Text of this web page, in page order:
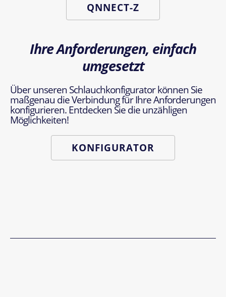
QNNECT-Z
Ihre Anforderungen, einfach
umgesetzt
Über unseren Schlauchkonfigurator können Sie
maßgenau die Verbindung für Ihre Anforderungen
konfigurieren. Entdecken Sie die unzähligen
Möglichkeiten!
KONFIGURATOR